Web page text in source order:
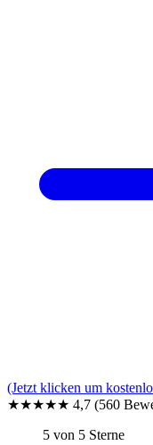
(Jetzt klicken um
★★★★★ 4,7 (560
5 von 5 Sterne